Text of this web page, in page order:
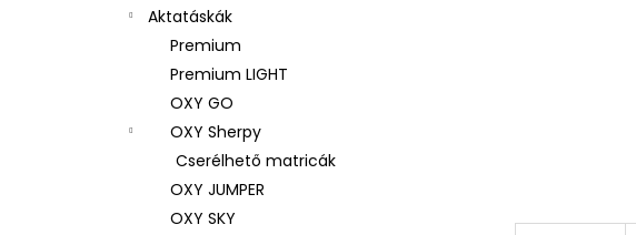
Aktatáskák
Premium
Premium LIGHT
OXY GO
OXY Sherpy
Cserélhető matricák
OXY JUMPER
OXY SKY